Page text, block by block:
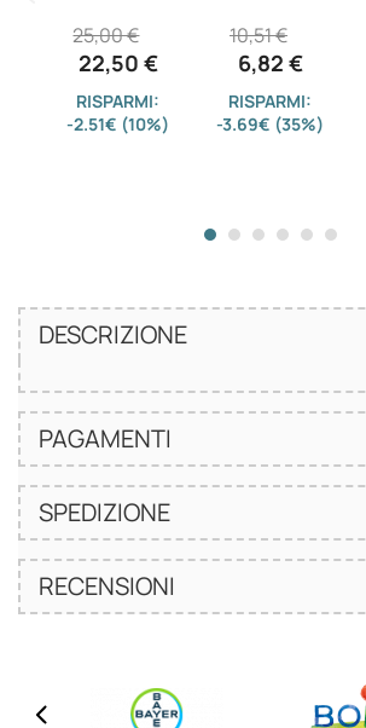
22,50 €
25,00 €
RISPARMI:
-2.51€ (10%)
6,82 €
10,51 €
RISPARMI:
-3.69€ (35%)
DESCRIZIONE
PAGAMENTI
SPEDIZIONE
RECENSIONI